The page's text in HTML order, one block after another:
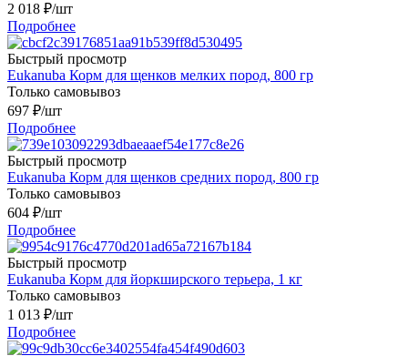
2 018 ₽/шт
Подробнее
Быстрый просмотр
Eukanuba Корм для щенков мелких пород, 800 гр
Только самовывоз
697 ₽/шт
Подробнее
Быстрый просмотр
Eukanuba Корм для щенков средних пород, 800 гр
Только самовывоз
604 ₽/шт
Подробнее
Быстрый просмотр
Eukanuba Корм для йоркширского терьера, 1 кг
Только самовывоз
1 013 ₽/шт
Подробнее